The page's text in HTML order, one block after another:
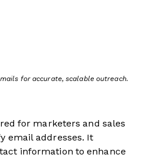
for accurate, scalable outreach.
for marketers and sales
email addresses. It
information to enhance